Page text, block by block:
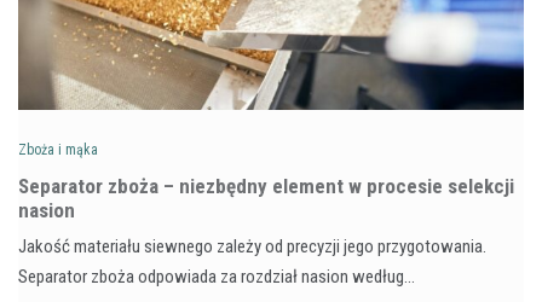
Zboża i mąka
Separator zboża – niezbędny element w procesie selekcji
nasion
Jakość materiału siewnego zależy od precyzji jego przygotowania.
Separator zboża odpowiada za rozdział nasion według…